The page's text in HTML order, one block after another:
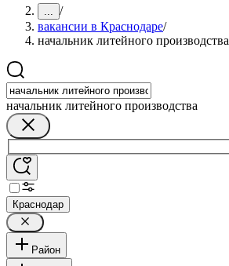
... /
вакансии в Краснодаре/
начальник литейного производства
начальник литейного производства
Краснодар
Район